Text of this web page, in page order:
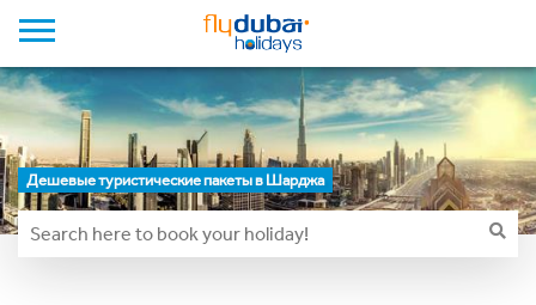
Дешевые туристические пакеты в Шарджа